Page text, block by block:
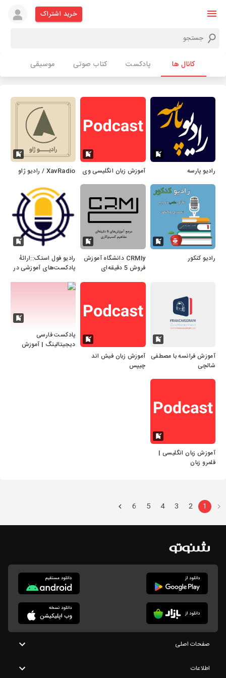
خرید اشتراک
کانال ها پادکست کتاب صوتی موسیقی
رادیو پارسه آموزش زبان انگلیسی وی XavRadio / رادیو ژاو
رادیو کنکور
CRMly دانشگاه آموزش
فروش 5 دقیقه‌ای
رادیو فول استک::ارائهٔ
پادکست‌های آموزشی در
شبکه، هوش مصنوعی
آموزش فرانسه با مصطفی
شالچی
آموزش زبان فیش اند
چیپس
پادکست فارسی
دیجیتالینگ | آموزش
آموزش زبان انگلیسی |
قلمرو زبان
1
2
3
4
5
6
صفحات اصلی
اطلاعات